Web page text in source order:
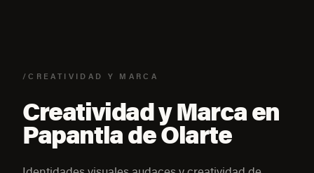
/CREATIVIDAD Y MARCA
Creatividad y Marca en
Papantla de Olarte